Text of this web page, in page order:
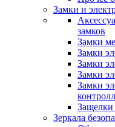
Замки и
замков
Замки
Замки
Замки
Замки
Замки
Защелки
Зеркала